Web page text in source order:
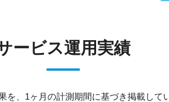
ービス運用実績
を、1ヶ月の計測期間に基づき掲載して